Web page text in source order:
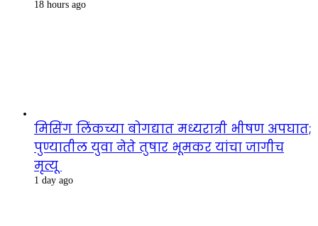
18 hours ago
मिसिंग लिंकच्या बोगद्यात मध्यरात्री भीषण अपघात;
पुण्यातील युवा नेते तुषार भूमकर यांचा जागीच
मृत्यू
1 day ago